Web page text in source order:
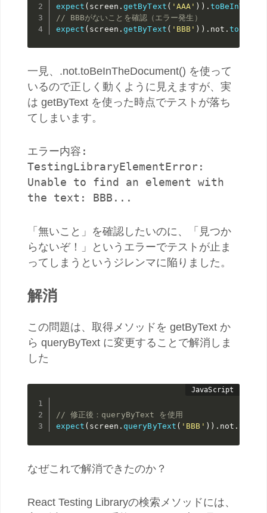
expect ( screen . getByText ( 'AAA' ) ) .
// BBBがないことを確認（エラー発生）
expect ( screen . getByText ( 'BBB' ) ) . not .
一見、.not.toBeInTheDocument() を使って
いるので正しく動くように見えますが、実
は getByText を使った時点でテストが落ち
てしまいます。
エラー内容:
TestingLibraryElementError:
Unable to find an element with
the text: BBB...
「無いこと」を確認したいのに、「見つか
らないぞ！」というエラーでテストが止ま
ってしまうというジレンマに陥りました。
解消
この問題は、取得メソッドを getByText か
ら queryByText に変更することで解消しま
した
// 修正後：queryByText を使用
expect ( screen . queryByText ( 'BBB' ) ) . not .
なぜこれで解消できたのか？
React Testing Libraryの検索メソッドには、